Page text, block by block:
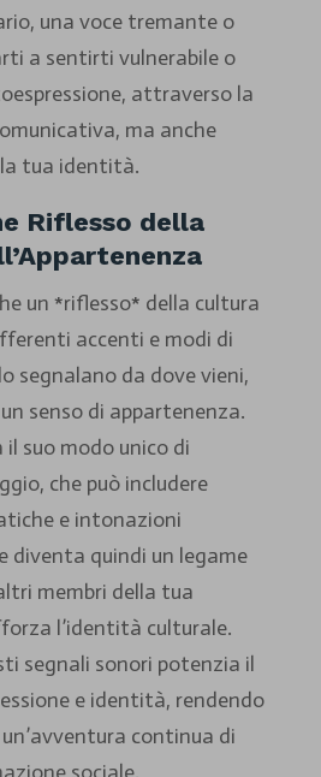
una voce tremante o
a sentirti vulnerabile o
attraverso la
ma anche
tua identità.
Riflesso della
un *riflesso* della cultura
accenti e modi di
segnalano da dove vieni,
senso di appartenenza.
suo modo unico di
che può includere
e intonazioni
diventa quindi un legame
membri della tua
l’identità culturale.
segnali sonori potenzia il
e identità, rendendo
continua di